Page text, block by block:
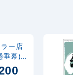
ー店
垂幕)
材:タ